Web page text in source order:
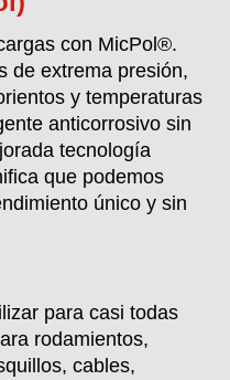
con MicPol®.
de extrema presión,
y temperaturas
anticorrosivo sin
tecnología
que podemos
único y sin
para casi todas
rodamientos,
cables,